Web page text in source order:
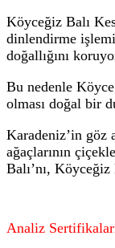
Köyceğiz Balı
dinlendirme
doğallığını
Bu nedenle
olması doğal bir
Karadeniz’in göz
ağaçlarının
Balı’nı,
Analiz